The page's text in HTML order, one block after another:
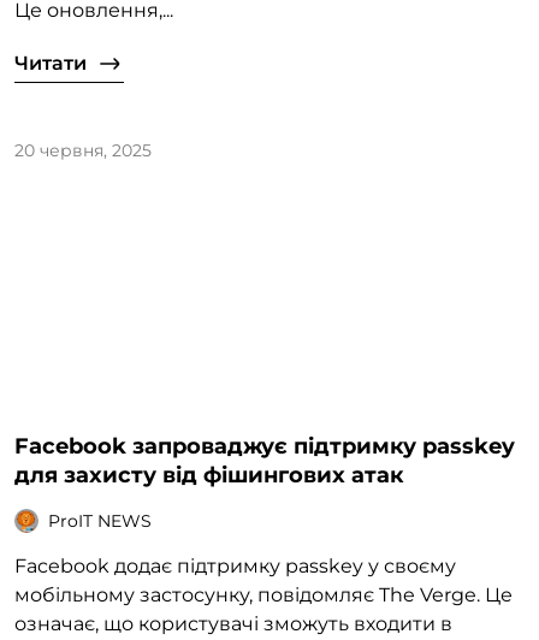
Це оновлення,...
Читати
20 червня, 2025
Facebook запроваджує підтримку passkey
для захисту від фішингових атак
ProIT NEWS
Facebook додає підтримку passkey у своєму
мобільному застосунку, повідомляє The Verge. Це
означає, що користувачі зможуть входити в